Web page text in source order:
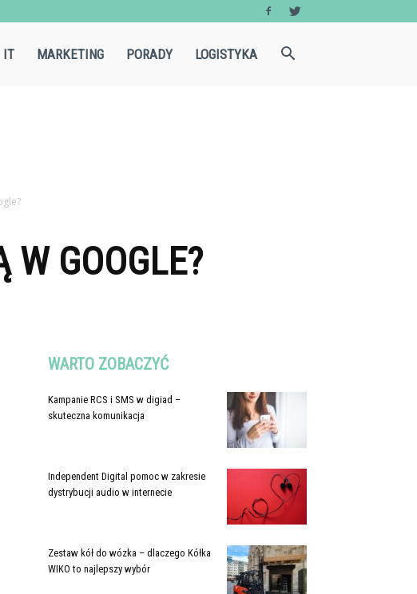
IT MARKETING PORADY LOGISTYKA
W GOOGLE?
WARTO ZOBACZYĆ
Kampanie RCS i SMS w digiad –
skuteczna komunikacja
Independent Digital pomoc w zakresie
dystrybucji audio w internecie
Zestaw kół do wózka – dlaczego Kółka
WIKO to najlepszy wybór